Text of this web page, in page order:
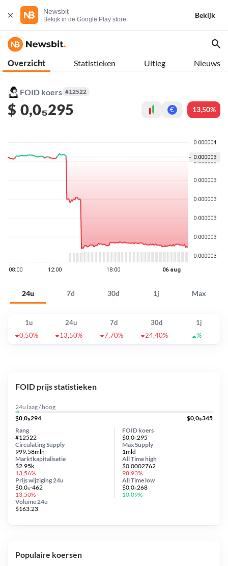
Newsbit
Bekijk in de Google Play store
Bekijk
Overzicht Statistieken Uitleg Nieuws
FOID koers #12522
$ 0,0₅295 € 13,50%
24u 7d 30d 1j Max
1u 24u 7d 30d
1j
0,50%
13,50% 7,70% 24,40% %
FOID prijs statistieken
24u laag / hoog
$0,0₅294
$0,0₅345
FOID koers
$0,0₅295
Circulating Supply
999.58mln
Prijs wijziging 24u
$0,0₆-462
13,50%
Max Supply
1mld
Marktkapitalisatie
$2.95k
13,56%
Volume 24u
$163.23
Rang
#12522
All Timehigh
$0,0002762
98,93%
All Time low
$0,0₅268
10,09%
Populaire koersen